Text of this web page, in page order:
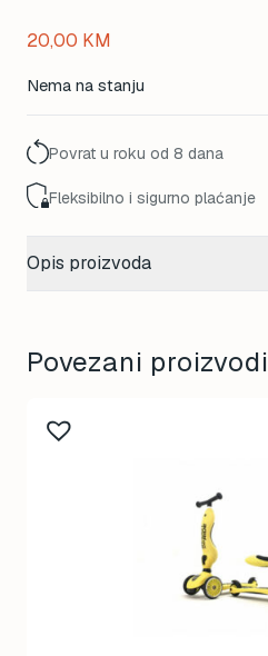
20,00 KM
Nema na stanju
Povrat u roku od 8 dana
Fleksibilno i sigurno plaćanje
Opis proizvoda
Povezani proizvodi